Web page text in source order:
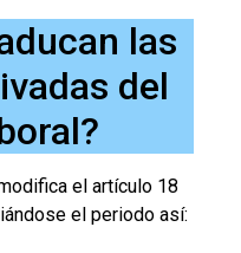
las
del
el artículo 18
el periodo así: